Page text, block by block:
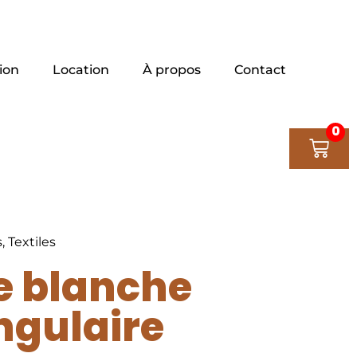
Location À propos Contact
0
, Textiles
blanche